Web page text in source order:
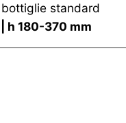
standard
h 180-370 mm